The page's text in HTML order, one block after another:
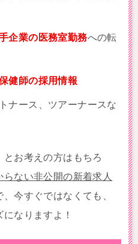
企業の医務室勤務への転
健師の採用情報
ナース、ツアーナースな
とお考えの方はもちろ
ない非公開の新着求人
今すぐではなくても、
なりますよ！